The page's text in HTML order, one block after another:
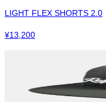
LIGHT FLEX SHORTS 2.0
¥13,200